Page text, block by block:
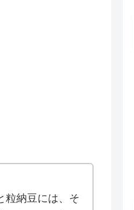
粒納豆には、そ